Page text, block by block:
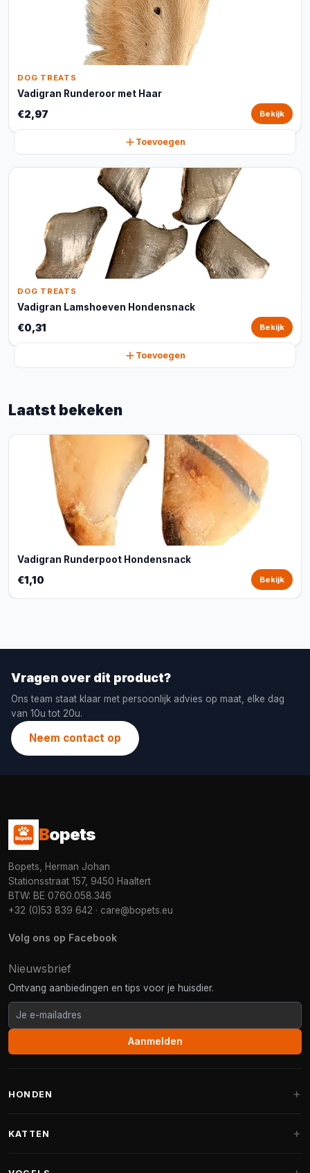
DOG TREATS
Vadigran Runderoor met Haar
€2,97 Bekijk
Toevoegen
DOG TREATS
Vadigran Lamshoeven Hondensnack
€0,31 Bekijk
Toevoegen
Laatst bekeken
Vadigran Runderpoot Hondensnack
€1,10 Bekijk
Vragen over dit product?
Ons team staat klaar met persoonlijk advies op maat, elke dag
van 10u tot 20u.
Neem contact op
Bopets
Bopets, Herman Johan
Stationsstraat 157, 9450 Haaltert
BTW: BE 0760.058.346
+32 (0)53 839 642 · care@bopets.eu
Volg ons op Facebook
Nieuwsbrief
Ontvang aanbiedingen en tips voor je huisdier.
Aanmelden
HONDEN
KATTEN